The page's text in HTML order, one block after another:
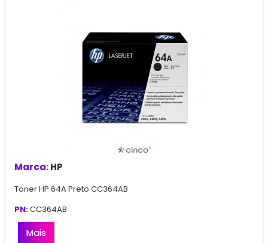
Marca:HP
Toner HP 64A Preto CC364AB
PN:CC364AB
Mais